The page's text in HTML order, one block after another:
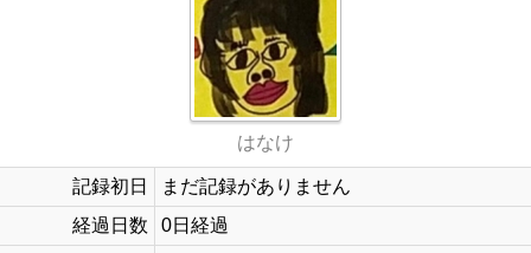
はなけ
記録初日
まだ記録がありません
経過日数
0日経過